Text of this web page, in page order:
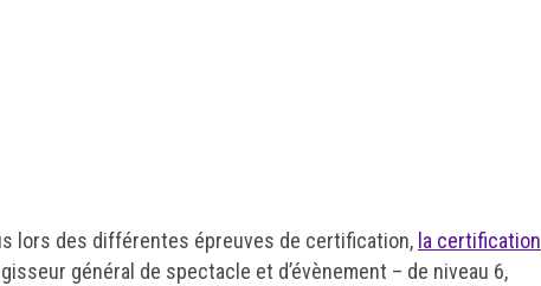
lors des différentes épreuves de certification, la certification
général de spectacle et d’évènement – de niveau 6,